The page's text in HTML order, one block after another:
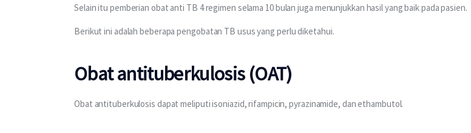
Selain itu pemberian obat anti TB 4 regimen selama 10 bulan juga menunjukkan hasil yang baik pada pasien.
Berikut ini adalah beberapa pengobatan TB usus yang perlu diketahui.
Obat antituberkulosis (OAT)
Obat antituberkulosis dapat meliputi isoniazid, rifampicin, pyrazinamide, dan ethambutol.